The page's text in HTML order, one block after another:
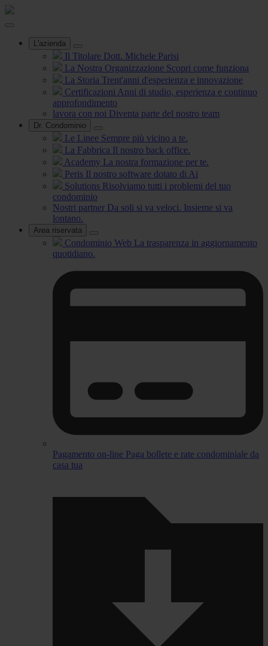
L'azienda
Il Titolare Dott. Michele Parisi
La Nostra Organizzazione Scopri come funziona
La Storia Trent'anni d'esperienza e innovazione
Certificazioni Anni di studio, esperienza e continuo
approfondimento
lavora con noi Diventa parte del nostro team
Dr. Condominio
Le Linee Sempre più vicino a te.
La Fabbrica Il nostro back office.
Academy La nostra formazione per te.
Peris Il nostro software dotato di Ai
Solutions Risolviamo tutti i problemi del tuo
condominio
Nostri partner Da soli si va veloci. Insieme si va
lontano.
Area riservata
Condominio Web La trasparenza in aggiornamento
quotidiano.
Pagamento on-line Paga bollete e rate condominiale da
casa tua